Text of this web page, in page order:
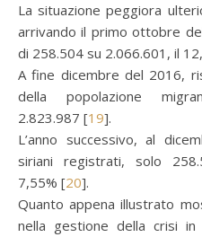
La situazione peggiora
arrivando il primo ottobre
di 258.504 su 2.066.601, il
A fine dicembre del 2016,
della popolazione
2.823.987 [19].
L’anno successivo, al
siriani registrati, solo
7,55% [20].
Quanto appena illustrato
nella gestione della crisi